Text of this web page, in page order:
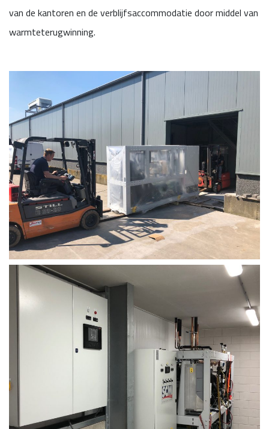
van de kantoren en de verblijfsaccommodatie door middel van
warmteterugwinning.